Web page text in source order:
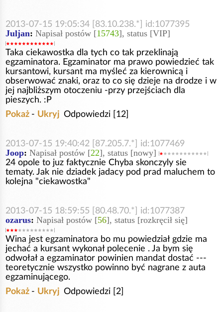
2013-07-15 19:05:34 [83.10.238.*] id:1077395
Juljan: Napisał postów [15743], status [VIP]
Taka ciekawostka dla tych co tak przeklinają
egzaminatora. Egzaminator ma prawo powiedzieć tak
kursantowi, kursant ma myśleć za kierownicą i
obserwować znaki, oraz to co się dzieje na drodze i w
jej najbliższym otoczeniu -przy przejściach dla
pieszych. :P
Pokaż - Ukryj Odpowiedzi [12]
2013-07-15 19:40:42 [87.205.7.*] id:1077469
Joop: Napisał postów [22], status [nowy]
24 opole to juz faktycznie Chyba skonczyly sie
tematy. Jak nie dziadek jadacy pod prad maluchem to
kolejna "ciekawostka"
2013-07-15 18:59:55 [80.48.70.*] id:1077387
ozarus: Napisał postów [56], status [rozkręcił się]
Wina jest egzaminatora bo mu powiedział gdzie ma
jechać a kursant wykonał polecenie . Ja bym się
odwołał a egzaminator powinien mandat dostać ---
teoretycznie wszystko powinno być nagrane z auta
egzaminującego.
Pokaż - Ukryj Odpowiedzi [2]